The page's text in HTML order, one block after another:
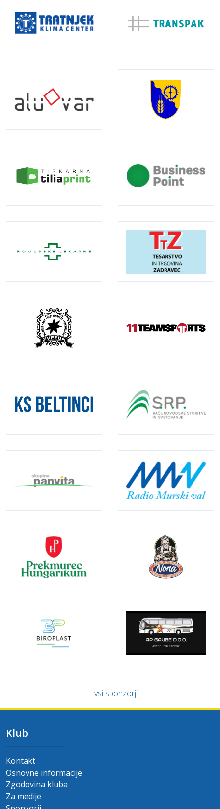
vsi sponzorji
Klub
Kontakt
Osnovne informacije
Zgodovina kluba
Za medije